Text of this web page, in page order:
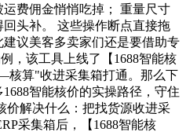
费佣金悄悄吃掉； 重量尺寸
头补。 这些操作断点直接拖
议美客多卖家们还是要借助专
，该工具上线了【1688智能核
算"收进采集箱打通。那么下
智能核价的实操路径，守住
价解决什么：把找货源收进采
采集箱后，【1688智能核